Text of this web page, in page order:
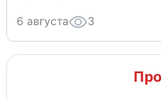
6 августа 3